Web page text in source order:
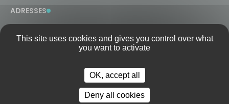
ADRESSES
8 Rue Président Carnot
This site uses cookies and gives you control over what
you want to activate
OK, accept all
Deny all cookies